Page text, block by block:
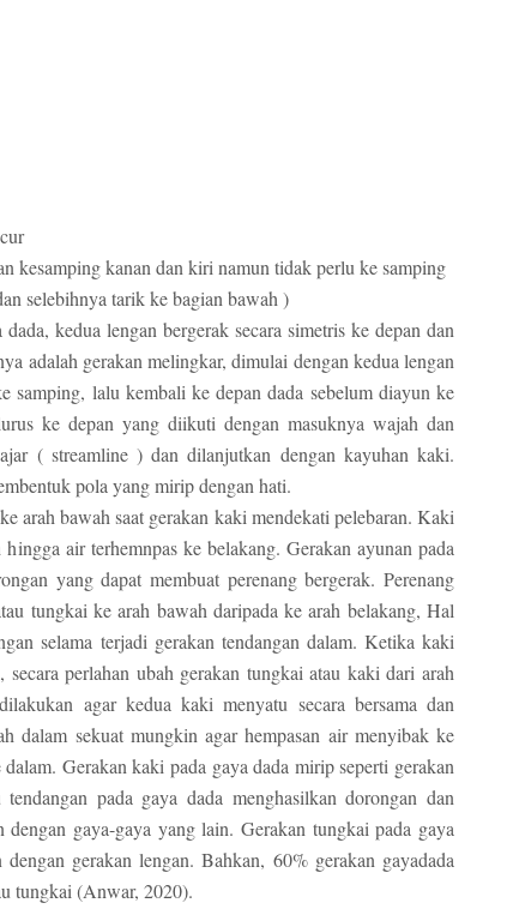
kesamping kanan dan kiri namun tidak perlu ke samping
selebihnya tarik ke bagian bawah )
dada, kedua lengan bergerak secara simetris ke depan dan
adalah gerakan melingkar, dimulai dengan kedua lengan
samping, lalu kembali ke depan dada sebelum diayun ke
ke depan yang diikuti dengan masuknya wajah dan
( streamline ) dan dilanjutkan dengan kayuhan kaki.
pola yang mirip dengan hati.
arah bawah saat gerakan kaki mendekati pelebaran. Kaki
air terhemnpas ke belakang. Gerakan ayunan pada
yang dapat membuat perenang bergerak. Perenang
tungkai ke arah bawah daripada ke arah belakang, Hal
selama terjadi gerakan tendangan dalam. Ketika kaki
perlahan ubah gerakan tungkai atau kaki dari arah
agar kedua kaki menyatu secara bersama dan
dalam sekuat mungkin agar hempasan air menyibak ke
Gerakan kaki pada gaya dada mirip seperti gerakan
pada gaya dada menghasilkan dorongan dan
gaya-gaya yang lain. Gerakan tungkai pada gaya
gerakan lengan. Bahkan, 60% gerakan gayadada
tungkai (Anwar, 2020).